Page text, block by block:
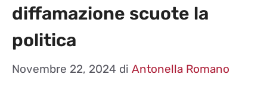
diffamazione scuote la
politica
Novembre 22, 2024 di Antonella Romano